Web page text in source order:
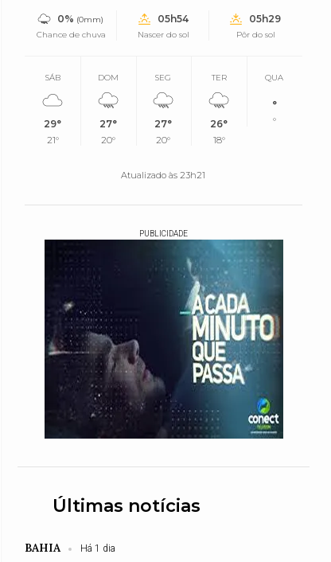
0% (0mm)
Chance de chuva
05h54
Nascer do sol
05h29
Pôr do sol
SÁB
29°
21°
DOM
27°
20°
SEG
27°
20°
TER
26°
18°
QUA
°
°
Atualizado às 23h21
PUBLICIDADE
Últimas notícias
BAHIA Há 1 dia